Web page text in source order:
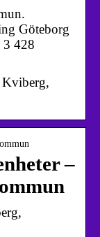
Göteborg
3 428
Kviberg,
–